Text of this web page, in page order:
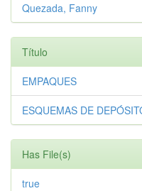
Quezada, Fanny
Título
EMPAQUES
ESQUEMAS DE
Has File(s)
true